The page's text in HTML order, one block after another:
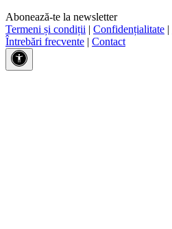
Abonează-te la newsletter
Termeni și condiții | Confidențialitate |
Întrebări frecvente | Contact